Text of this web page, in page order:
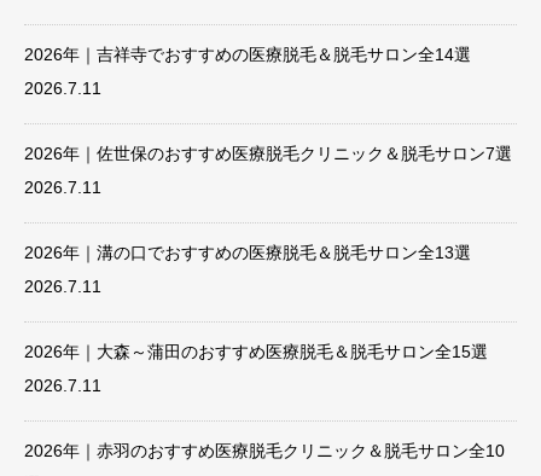
2026年｜吉祥寺でおすすめの医療脱毛＆脱毛サロン全14選
2026.7.11
2026年｜佐世保のおすすめ医療脱毛クリニック＆脱毛サロン7選
2026.7.11
2026年｜溝の口でおすすめの医療脱毛＆脱毛サロン全13選
2026.7.11
2026年｜大森～蒲田のおすすめ医療脱毛＆脱毛サロン全15選
2026.7.11
2026年｜赤羽のおすすめ医療脱毛クリニック＆脱毛サロン全10